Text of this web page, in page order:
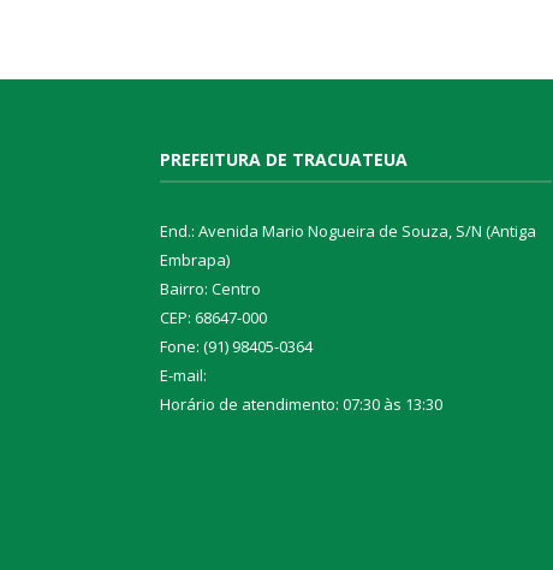
PREFEITURA DE TRACUATEUA
End.: Avenida Mario Nogueira de Souza, S/N (Antiga
Embrapa)
Bairro: Centro
CEP: 68647-000
Fone: (91) 98405-0364
E-mail:
Horário de atendimento: 07:30 às 13:30